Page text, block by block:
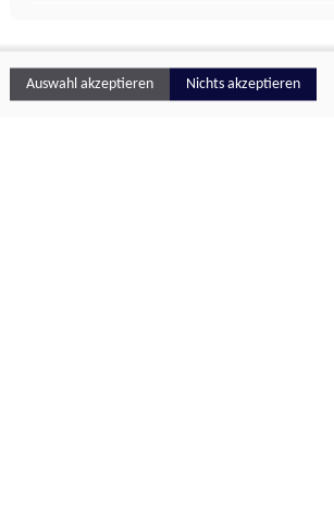
Auswahl akzeptieren Nichts akzeptieren